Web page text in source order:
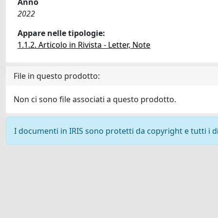
2022
Appare nelle tipologie:
1.1.2. Articolo in Rivista - Letter, Note
File in questo prodotto:
Non ci sono file associati a questo prodotto.
I documenti in IRIS sono protetti da copyright e tutti i